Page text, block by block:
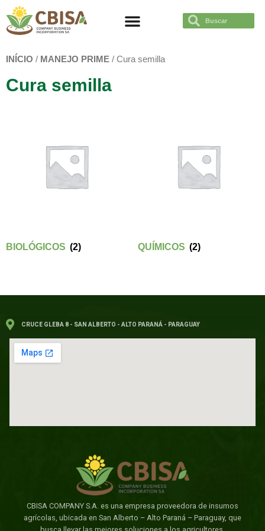
INÍCIO / MANEJO PRIME / Cura semilla
Cura semilla
BIOLÓGICOS (2) QUÍMICOS (2)
CBISA COMPANY S.A. es una empresa proveedora de insumos
agrícolas, ubicada en San Alberto – Alto Paraná – Paraguay, que
CRUCE GLEBA 8 - SAN ALBERTO - ALTO PARANÁ - PARAGUAY